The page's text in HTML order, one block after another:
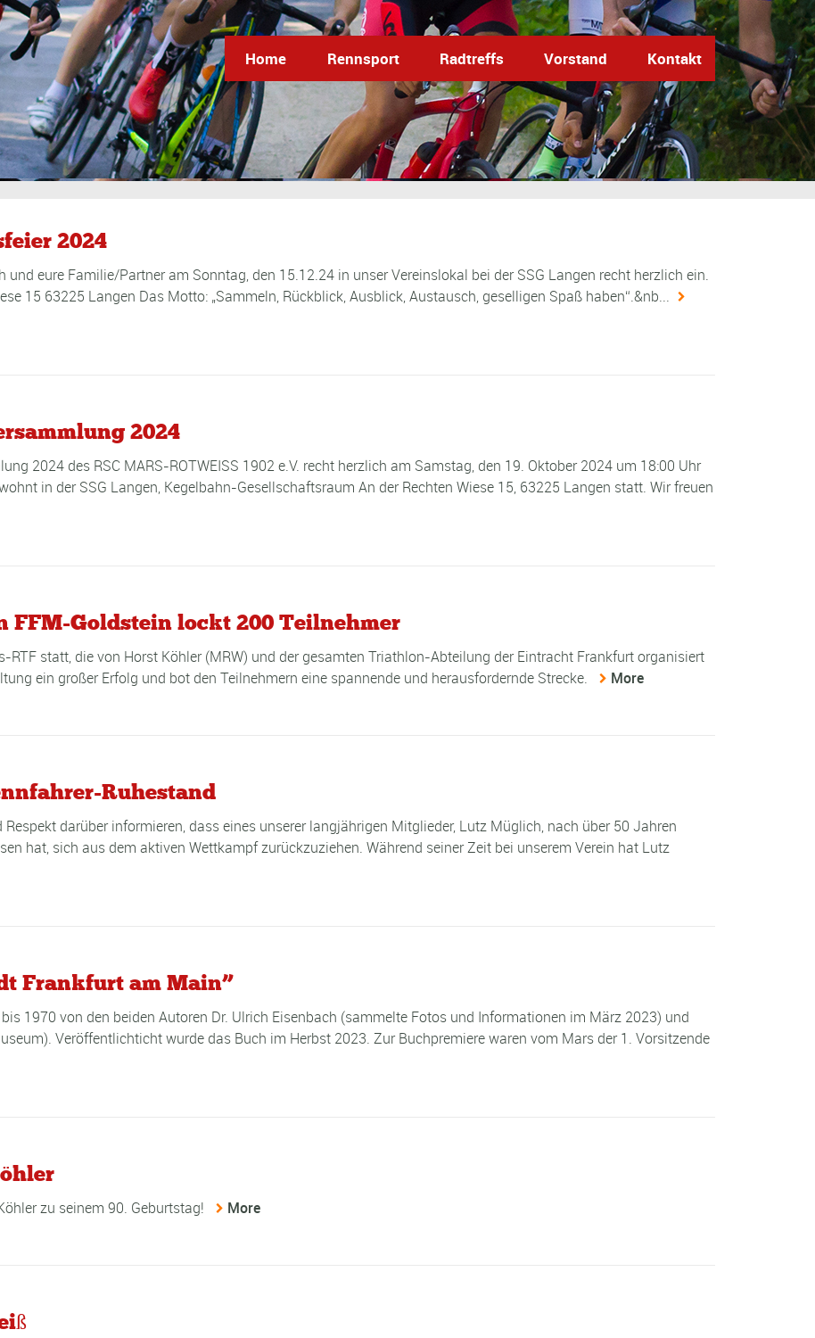
Home Rennsport Radtreffs Vorstand Kontakt
2024
eure Familie/Partner am Sonntag, den 15.12.24 in unser Vereinslokal bei der SSG Langen recht herzlich ein.
15 63225 Langen Das Motto: „Sammeln, Rückblick, Ausblick, Austausch, geselligen Spaß haben“.&nb...
2024
2024 des RSC MARS-ROTWEISS 1902 e.V. recht herzlich am Samstag, den 19. Oktober 2024 um 18:00 Uhr
in der SSG Langen, Kegelbahn-Gesellschaftsraum An der Rechten Wiese 15, 63225 Langen statt. Wir freuen
FFM-Goldstein lockt 200 Teilnehmer
statt, die von Horst Köhler (MRW) und der gesamten Triathlon-Abteilung der Eintracht Frankfurt organisiert
ein großer Erfolg und bot den Teilnehmern eine spannende und herausfordernde Strecke.
More
Ruhestand
darüber informieren, dass eines unserer langjährigen Mitglieder, Lutz Müglich, nach über 50 Jahren
hat, sich aus dem aktiven Wettkampf zurückzuziehen. Während seiner Zeit bei unserem Verein hat Lutz
Frankfurt am Main”
1970 von den beiden Autoren Dr. Ulrich Eisenbach (sammelte Fotos und Informationen im März 2023) und
Veröffentlichticht wurde das Buch im Herbst 2023. Zur Buchpremiere waren vom Mars der 1. Vorsitzende
zu seinem 90. Geburtstag! More